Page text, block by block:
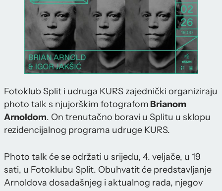
Fotoklub Split i udruga KURS zajednički organiziraju
photo talk s njujorškim fotografom Brianom
Arnoldom. On trenutačno boravi u Splitu u sklopu
rezidencijalnog programa udruge KURS.
Photo talk će se održati u srijedu, 4. veljače, u 19
sati, u Fotoklubu Split. Obuhvatit će predstavljanje
Arnoldova dosadašnjeg i aktualnog rada, njegov